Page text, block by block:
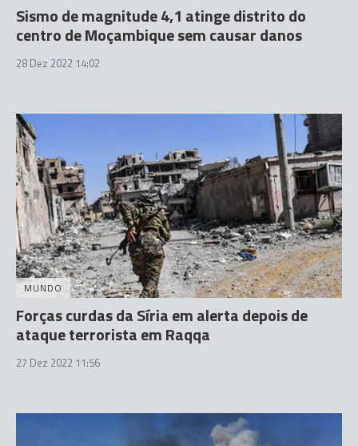
Sismo de magnitude 4,1 atinge distrito do
centro de Moçambique sem causar danos
28 Dez 2022 14:02
MUNDO
Forças curdas da Síria em alerta depois de
ataque terrorista em Raqqa
27 Dez 2022 11:56